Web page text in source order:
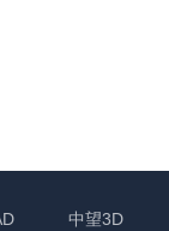
中望3D